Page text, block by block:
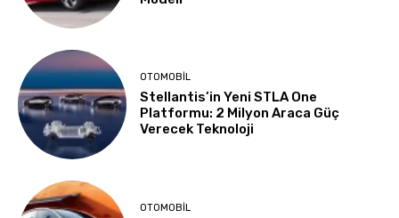
OTOMOBIL
Stellantis’in Yeni STLA One
Platformu: 2 Milyon Araca Güç
Verecek Teknoloji
OTOMOBIL